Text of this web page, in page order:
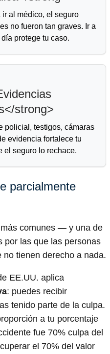
al médico, el seguro
no fueron tan graves. Ir a
protege tu caso.
strong>
policial, testigos, cámaras
evidencia fortalece tu
el seguro lo rechace.
parcialmente
comunes — y una de
por las que las personas
tienen derecho a nada.
EE.UU. aplica
: puedes recibir
tenido parte de la culpa.
a tu porcentaje
fue 70% culpa del
el 70% del valor